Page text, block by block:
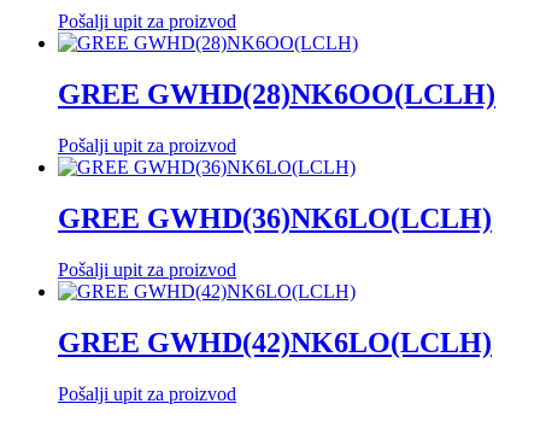
Pošalji upit za proizvod
GREE GWHD(28)NK6OO(LCLH)
Pošalji upit za proizvod
GREE GWHD(36)NK6LO(LCLH)
Pošalji upit za proizvod
GREE GWHD(42)NK6LO(LCLH)
Pošalji upit za proizvod